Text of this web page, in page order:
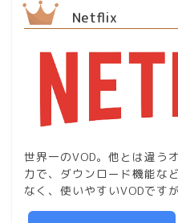
Netflix
世界一のVOD。他とは違う
力で、ダウンロード機能な
なく、使いやすいVODです